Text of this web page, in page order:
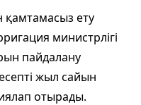
ету
министрлігі
пайдалану
жыл сайын
отырады.